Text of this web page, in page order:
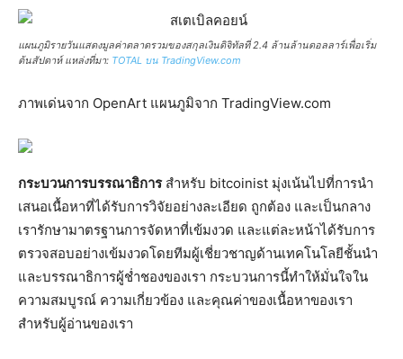
แผนภูมิรายวันแสดงมูลค่าตลาดรวมของสกุลเงินดิจิทัลที่ 2.4 ล้านล้านดอลลาร์เพื่อเริ่ม
ต้นสัปดาห์ แหล่งที่มา: TOTAL บน TradingView.com
ภาพเด่นจาก OpenArt แผนภูมิจาก TradingView.com
กระบวนการบรรณาธิการสำหรับ bitcoinist มุ่งเน้นไปที่การนำ
เสนอเนื้อหาที่ได้รับการวิจัยอย่างละเอียด ถูกต้อง และเป็นกลาง
เรารักษามาตรฐานการจัดหาที่เข้มงวด และแต่ละหน้าได้รับการ
ตรวจสอบอย่างเข้มงวดโดยทีมผู้เชี่ยวชาญด้านเทคโนโลยีชั้นนำ
และบรรณาธิการผู้ช่ำชองของเรา กระบวนการนี้ทำให้มั่นใจใน
ความสมบูรณ์ ความเกี่ยวข้อง และคุณค่าของเนื้อหาของเรา
สำหรับผู้อ่านของเรา